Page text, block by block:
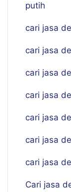
putih
cari jasa
cari jasa
cari jasa
cari jasa
cari jasa
cari jasa
cari jasa
Cari jasa